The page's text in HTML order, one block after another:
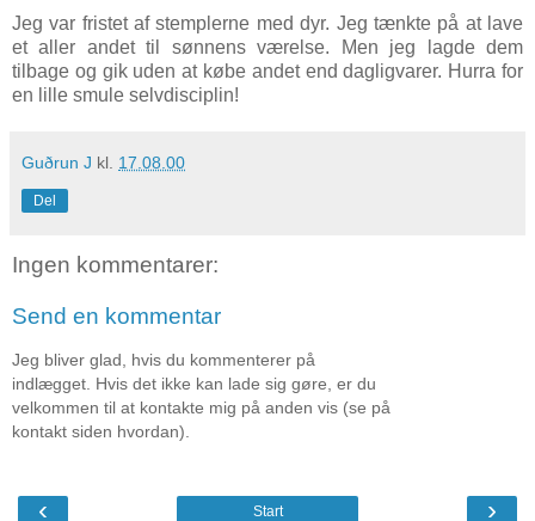
Jeg var fristet af stemplerne med dyr. Jeg tænkte på at lave
et aller andet til sønnens værelse. Men jeg lagde dem
tilbage og gik uden at købe andet end dagligvarer. Hurra for
en lille smule selvdisciplin!
Guðrun J kl. 17.08.00
Del
Ingen kommentarer:
Send en kommentar
Jeg bliver glad, hvis du kommenterer på
indlægget. Hvis det ikke kan lade sig gøre, er du
velkommen til at kontakte mig på anden vis (se på
kontakt siden hvordan).
‹ ›
Start